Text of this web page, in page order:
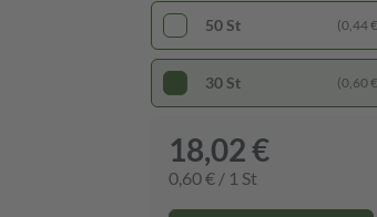
50 St (0,44
30 St (0,60
18,02 €
0,60 € / 1 St